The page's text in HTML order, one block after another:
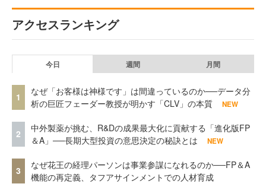
アクセスランキング
今日 週間 月間
1
なぜ「お客様は神様です」は間違っているのか──データ分
析の巨匠フェーダー教授が明かす「CLV」の本質
NEW
2
中外製薬が挑む、R&Dの成果最大化に貢献する「進化版FP
＆A」──長期大型投資の意思決定の秘訣とは
NEW
3
なぜ花王の経理パーソンは事業参謀になれるのか──FP＆A
機能の再定義、タフアサインメントでの人材育成